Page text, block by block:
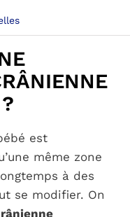
est
même zone
à des
se modifier. On